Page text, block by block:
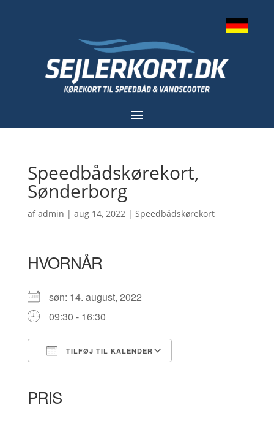
Speedbådskørekort,
Sønderborg
afadmin | aug 14, 2022| Speedbådskørekort
HVORNÅR
søn: 14. august, 2022
09:30 - 16:30
TILFØJ TIL KALENDER
PRIS